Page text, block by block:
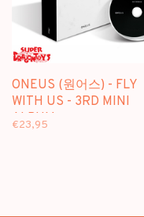
ONEUS (원어스) - FLY
WITH US - 3RD MINI
ALBUM
€23,95